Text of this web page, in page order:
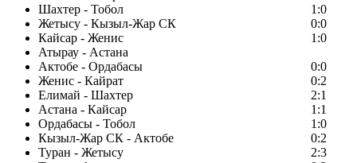
Шахтер - Тобол
1:0
Жетысу - Кызыл-Жар СК
0:0
Кайсар - Женис
1:0
Атырау - Астана
Актобе - Ордабасы
0:0
Женис - Кайрат
0:2
Елимай - Шахтер
2:1
Астана - Кайсар
1:1
Ордабасы - Тобол
1:0
Кызыл-Жар СК - Актобе
0:2
Туран - Жетысу
2:3